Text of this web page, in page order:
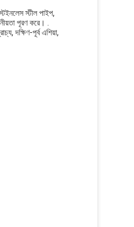
স্টীল পাইপ,
পূরণ করে। .
দক্ষিণ-পূর্ব এশিয়া,